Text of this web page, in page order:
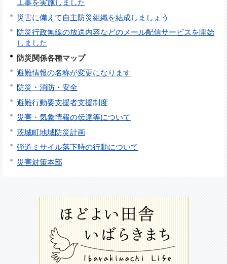
工事を実施しました
災害に備えて自主防災組織を結成しましょう
防災行政無線の放送内容などのメール配信サービスを開始
しました
防災関係各種マップ
避難情報の名称が変更になります
防災・消防・安全
避難行動要支援者支援制度
災害・気象情報の伝達等について
茨城町地域防災計画
弾道ミサイル落下時の行動について
災害対策本部